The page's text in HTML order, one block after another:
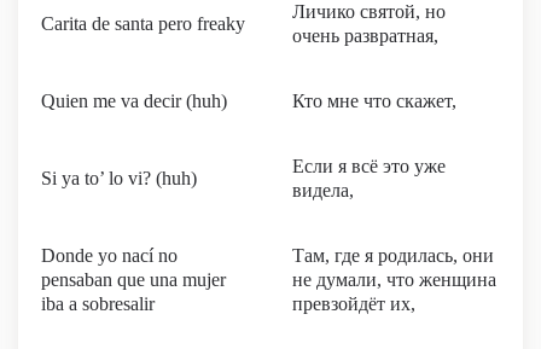
Carita de santa pero freaky
Личико святой, но
очень развратная,
Quien me va decir (huh) Кто мне что скажет,
Si ya to’ lo vi? (huh)
Если я всё это уже
видела,
Donde yo nací no
pensaban que una mujer
iba a sobresalir
Там, где я родилась, они
не думали, что женщина
превзойдёт их,